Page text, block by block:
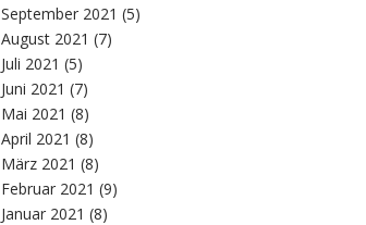
September 2021 (5)
August 2021 (7)
Juli 2021 (5)
Juni 2021 (7)
Mai 2021 (8)
April 2021 (8)
März 2021 (8)
Februar 2021 (9)
Januar 2021 (8)